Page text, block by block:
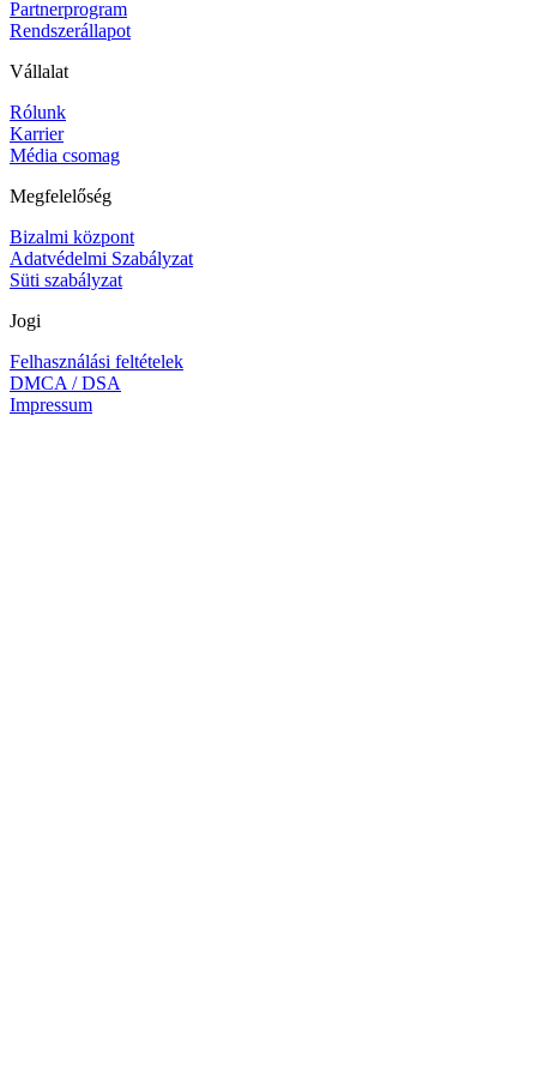
Partnerprogram
Rendszerállapot
Vállalat
Rólunk
Karrier
Média csomag
Megfelelőség
Bizalmi központ
Adatvédelmi Szabályzat
Süti szabályzat
Jogi
Felhasználási feltételek
DMCA / DSA
Impressum